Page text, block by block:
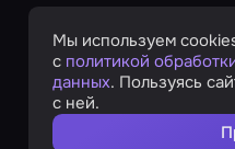
Мы используем
с политикой
данных. Пользуясь
с ней.